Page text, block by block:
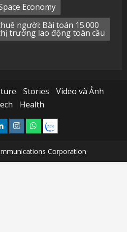
Economy
người: Bài toán 15.000
trường lao động toàn cầu
Stories
Video và Ảnh
Health
Instagram
What’sapp
Zalo